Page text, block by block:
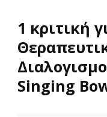
1 κριτική
Singing